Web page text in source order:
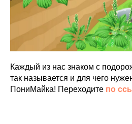
Каждый из нас знаком с
так называется и для чего
ПониМайка! Переходите по